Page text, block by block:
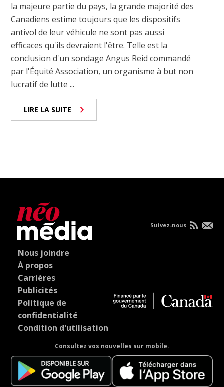
la majeure partie du pays, la grande majorité des
Canadiens estime toujours que les dispositifs
antivol de leur véhicule ne sont pas aussi
efficaces qu'ils devraient l'être. Telle est la
conclusion d'un sondage Angus Reid commandé
par l'Équité Association, un organisme à but non
lucratif de lutte ...
LIRE LA SUITE
Nous joindre
À propos
Carrières
Publicités
Politique de
confidentialité
Condition d'utilisation
Consultez vos nouvelles sur mobile.
Suivez-nous